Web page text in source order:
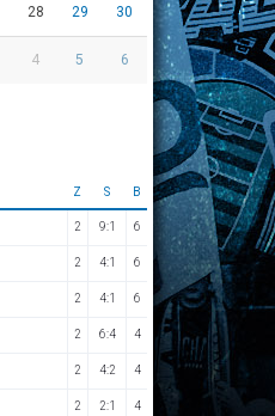
28 29 30
4 5 6
Z S B
2 9:1 6
2 4:1 6
2 4:1 6
2 6:4 4
2 4:2 4
2 2:1 4